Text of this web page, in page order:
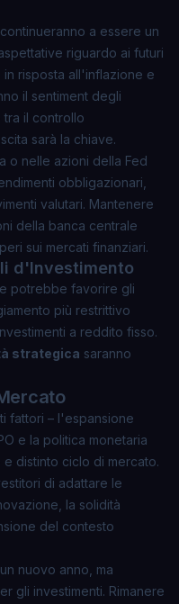
a essere un
riguardo ai futuri
in risposta all'inflazione e
il sentiment degli
il controllo
sarà la chiave.
o nelle azioni della Fed
obbligazionari,
valutari. Mantenere
della banca centrale
sui mercati finanziari.
d'Investimento
potrebbe favorire gli
più restrittivo
a reddito fisso.
strategica saranno
fattori – l'espansione
e la politica monetaria
distinto ciclo di mercato.
di adattare le
la solidità
del contesto
nuovo anno, ma
gli investimenti. Rimanere